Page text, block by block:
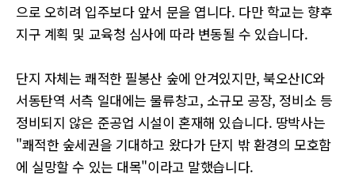
으로 오히려 입주보다 앞서 문을 엽니다. 다만 학교는 향후
지구 계획 및 교육청 심사에 따라 변동될 수 있습니다.
단지 자체는 쾌적한 필봉산 숲에 안겨있지만, 북오산IC와
서동탄역 서측 일대에는 물류창고, 소규모 공장, 정비소 등
정비되지 않은 준공업 시설이 혼재해 있습니다. 땅박사는
"쾌적한 숲세권을 기대하고 왔다가 단지 밖 환경의 모호함
에 실망할 수 있는 대목"이라고 말했습니다.